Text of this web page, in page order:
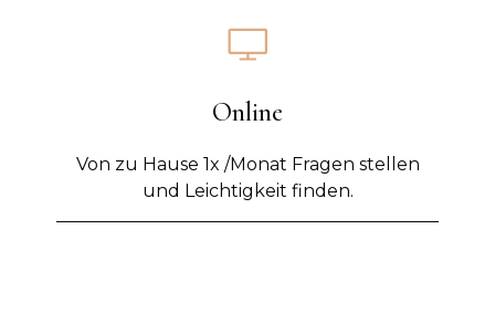
Online
Von zu Hause 1x /Monat Fragen stellen
und Leichtigkeit finden.